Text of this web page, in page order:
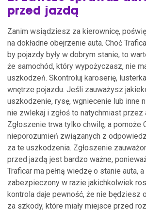
przed jazdą
Zanim wsiądziesz za kierownicę,
na dokładne obejrzenie auta. Choć
by pojazdy były w dobrym stanie, to
że samochód, który wypożyczasz, nie
uszkodzeń. Skontroluj karoserię,
wnętrze pojazdu. Jeśli zauważysz
uszkodzenie, rysę, wgniecenie lub inne
nie zwlekaj i zgłoś to natychmiast przez
Zgłoszenie trwa tylko chwilę, a pomoże
nieporozumień związanych z
za te uszkodzenia. Zgłoszenie
przed jazdą jest bardzo ważne,
Traficar ma pełną wiedzę o stanie auta,
zabezpieczony w razie jakichkolwiek
kontrola daje pewność, że nie będziesz
za szkody, które miały miejsce przed